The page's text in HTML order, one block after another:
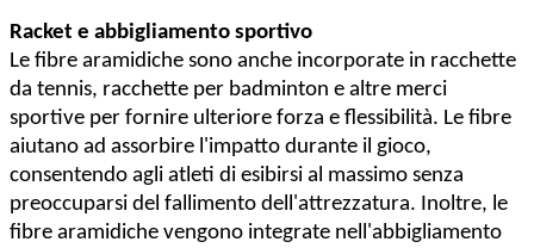
Racket e abbigliamento sportivo
Le fibre aramidiche sono anche incorporate in racchette
da tennis, racchette per badminton e altre merci
sportive per fornire ulteriore forza e flessibilità. Le fibre
aiutano ad assorbire l'impatto durante il gioco,
consentendo agli atleti di esibirsi al massimo senza
preoccuparsi del fallimento dell'attrezzatura. Inoltre, le
fibre aramidiche vengono integrate nell'abbigliamento